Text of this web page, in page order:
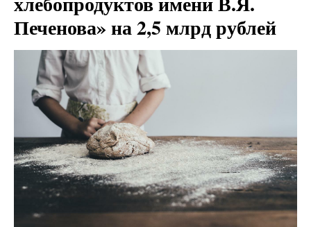
Печенова» на 2,5 млрд рублей